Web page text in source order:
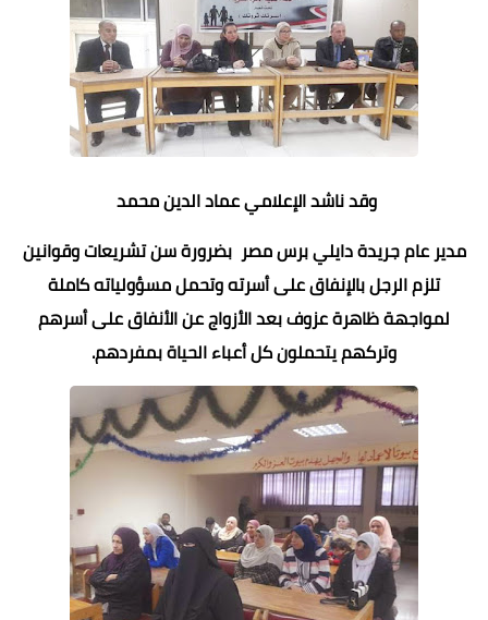
وقد ناشد الإعلامي عماد الدين محمد
مدير عام جريدة دايلي برس مصر بضرورة سن تشريعات وقوانين
تلزم الرجل بالإنفاق على أسرته وتحمل مسؤولياته كاملة
لمواجهة ظاهرة عزوف بعد الأزواج عن الأنفاق على أسرهم
وتركهم يتحملون كل أعباء الحياة بمفردهم.